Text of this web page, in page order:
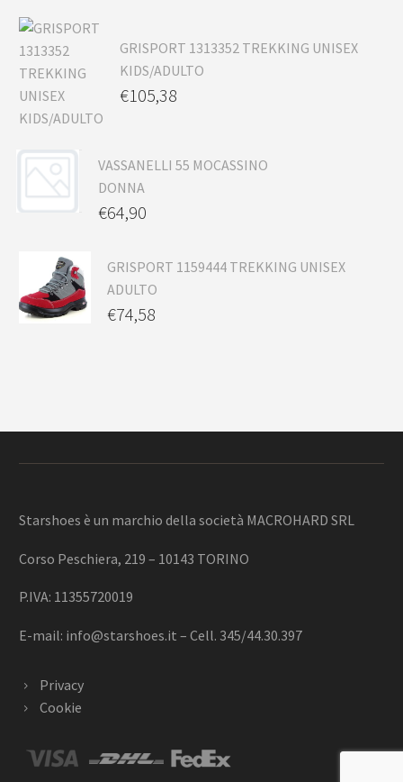
GRISPORT 1313352 TREKKING UNISEX
KIDS/ADULTO
€105,38
VASSANELLI 55 MOCASSINO
DONNA
€64,90
GRISPORT 1159444 TREKKING UNISEX
ADULTO
€74,58
Starshoes è un marchio della società MACROHARD SRL
Corso Peschiera, 219 – 10143 TORINO
P.IVA: 11355720019
E-mail: info@starshoes.it – Cell. 345/44.30.397
Privacy
Cookie